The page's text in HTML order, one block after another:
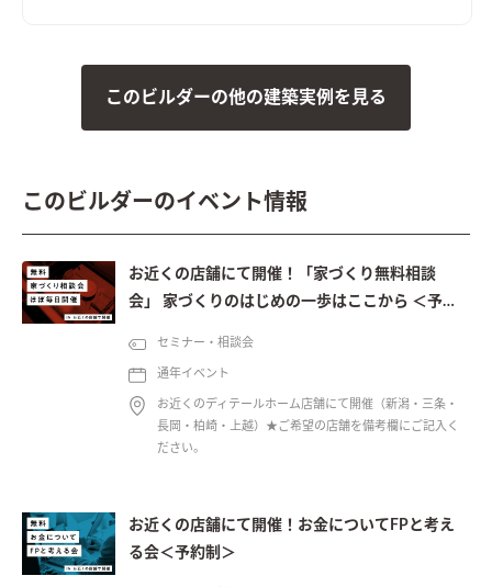
このビルダーの他の建築実例を見る
このビルダーのイベント情報
お近くの店舗にて開催！「家づくり無料相談
会」 家づくりのはじめの一歩はここから ＜予約
セミナー・相談会
通年イベント
お近くのディテールホーム店舗にて開催（新潟・三条・
長岡・柏崎・上越）★ご希望の店舗を備考欄にご記入く
ださい。
お近くの店舗にて開催！お金についてFPと考え
る会＜予約制＞